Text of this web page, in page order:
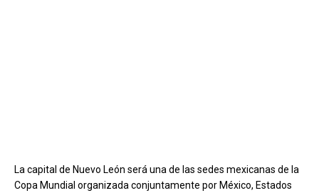
La capital de Nuevo León será una de las sedes mexicanas de la
Copa Mundial organizada conjuntamente por México, Estados